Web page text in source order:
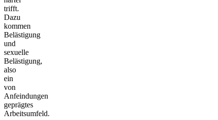
trifft.
Dazu
kommen
Belästigung
und
sexuelle
Belästigung,
also
ein
von
Anfeindungen
geprägtes
Arbeitsumfeld.